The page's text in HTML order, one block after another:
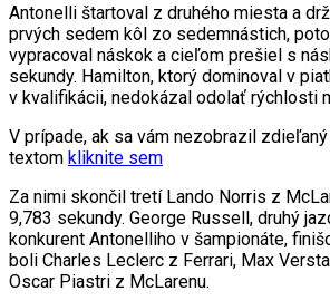
Antonelli štartoval z druhého miesta a
prvých sedem kôl zo sedemnástich,
vypracoval náskok a cieľom prešiel s
sekundy. Hamilton, ktorý dominoval v
v kvalifikácii, nedokázal odolať rýchlosti
V prípade, ak sa vám nezobrazil
textom kliknite sem
Za nimi skončil tretí Lando Norris z
9,783 sekundy. George Russell, druhý
konkurent Antonelliho v šampionáte,
boli Charles Leclerc z Ferrari, Max
Oscar Piastri z McLarenu.